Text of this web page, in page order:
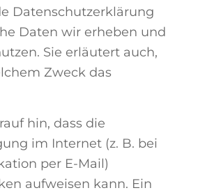
Datenschutzerklärung
Daten wir erheben und
Sie erläutert auch,
Zweck das
hin, dass die
im Internet (z. B. bei
per E-Mail)
aufweisen kann. Ein